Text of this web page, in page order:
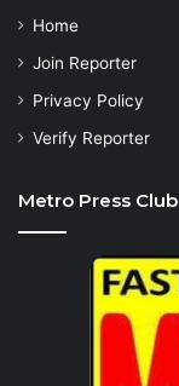
Home
Join Reporter
Privacy Policy
Verify Reporter
Metro Press Club